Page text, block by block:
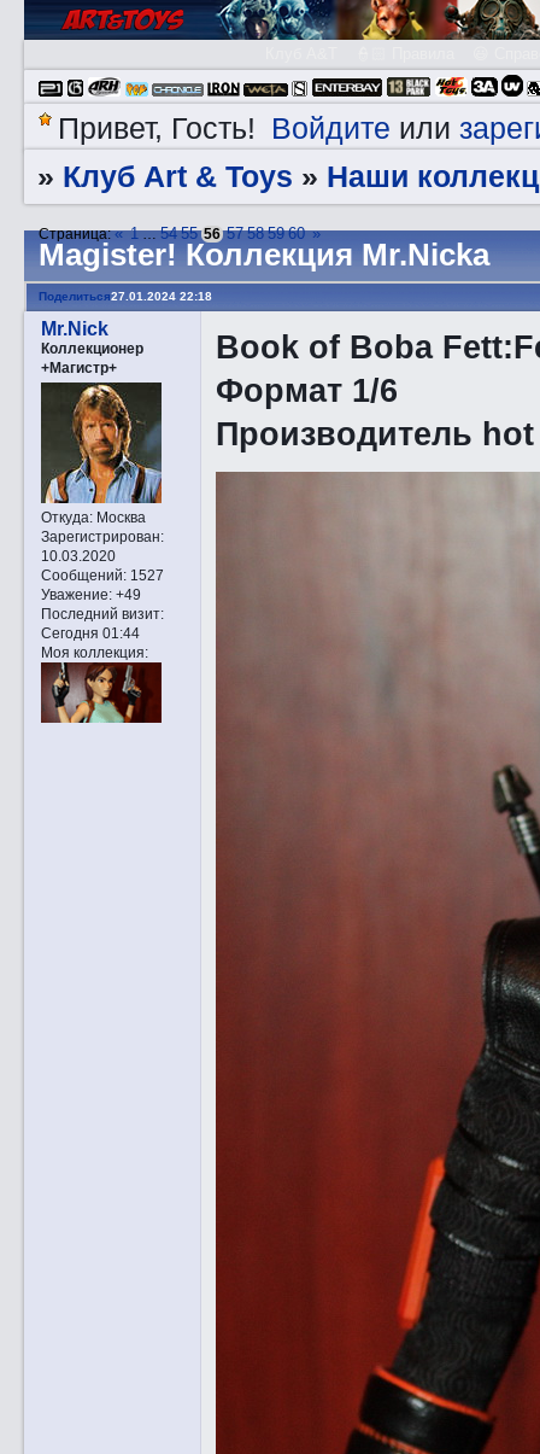
Привет, Гость! Войдите или
» Клуб Art & Toys » Наши
Magister! Коллекция Mr.Nicka
Страница:« 1 … 54 55 56 57 58 59 60 »
Поделиться27.01.2024 22:18
Mr.Nick
Коллекционер
+Магистр+
Откуда:Москва
Зарегистрирован:
10.03.2020
Сообщений:1527
Уважение: +49
Последний визит:
Сегодня 01:44
Моя коллекция:
Book of Boba
Формат 1/6
Производитель